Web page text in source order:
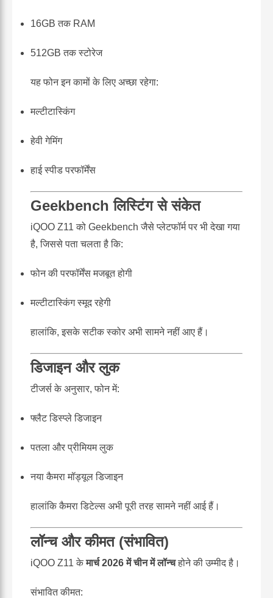
16GB तक RAM
512GB तक स्टोरेज
यह फोन इन कामों के लिए अच्छा रहेगा:
मल्टीटास्किंग
हेवी गेमिंग
हाई स्पीड परफॉर्मेंस
Geekbench लिस्टिंग से संकेत
iQOO Z11 को Geekbench जैसे प्लेटफॉर्म पर भी देखा गया
है, जिससे पता चलता है कि:
फोन की परफॉर्मेंस मजबूत होगी
मल्टीटास्किंग स्मूद रहेगी
हालांकि, इसके सटीक स्कोर अभी सामने नहीं आए हैं।
डिजाइन और लुक
टीजर्स के अनुसार, फोन में:
फ्लैट डिस्प्ले डिजाइन
पतला और प्रीमियम लुक
नया कैमरा मॉड्यूल डिजाइन
हालांकि कैमरा डिटेल्स अभी पूरी तरह सामने नहीं आई हैं।
लॉन्च और कीमत (संभावित)
iQOO Z11 केमार्च 2026 में चीन में लॉन्चहोने की उम्मीद है।
संभावित कीमत: